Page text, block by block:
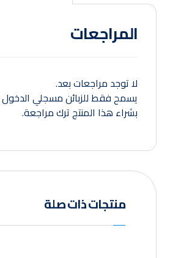
المراجعات
لا توجد مراجعات بعد.
يسمح فقط للزبائن مسجلي الدخول
بشراء هذا المنتج ترك مراجعة.
منتجات ذات صلة